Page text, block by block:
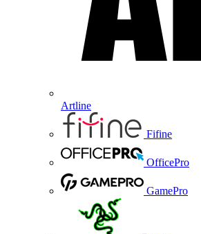
Artline
Fifine
OfficePro
GamePro